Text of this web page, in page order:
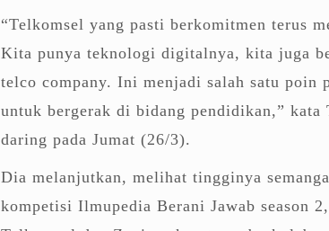
“Telkomsel yang pasti berkomitmen terus
Kita punya teknologi digitalnya, kita juga
telco company. Ini menjadi salah satu
untuk bergerak di bidang pendidikan,” kata
daring pada Jumat (26/3).
Dia melanjutkan, melihat tingginya
kompetisi Ilmupedia Berani Jawab season